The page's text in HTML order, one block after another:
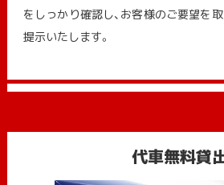
をしっかり確認し、お客様のご要望を
提示いたします。
代車無料貸